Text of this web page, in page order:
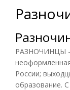
РАЗНОЧИНЦЫ -
России;
образование.